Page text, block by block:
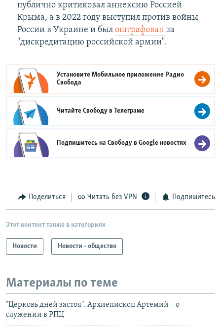
публично критиковал аннексию Россией
Крыма, а в 2022 году выступил против войны
России в Украине и был оштрафован за
"дискредитацию российской армии".
Установите Мобильное приложение Радио
Свобода
Читайте Свободу вТелеграме
Подпишитесь на Свободу вGoogle новостях
Поделиться Читать без VPN Подпишитесь
Этот контент также в категориях
Новости Новости - общество
Материалы по теме
"Церковь дней застоя". Архиепископ Артемий – о
служении в РПЦ